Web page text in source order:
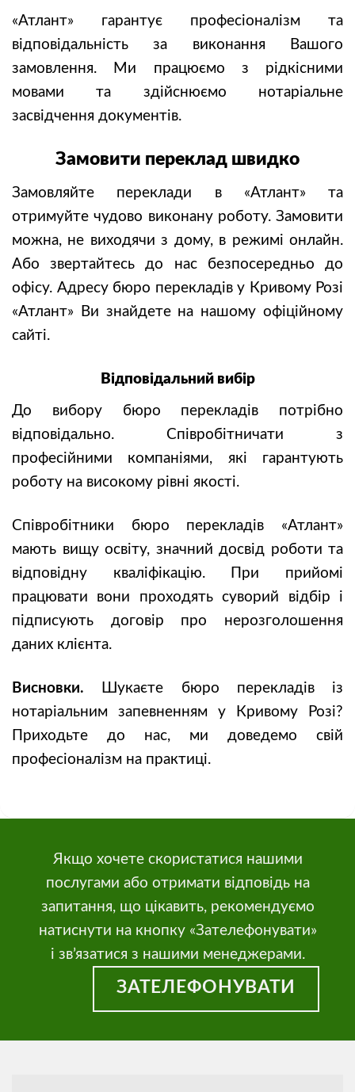
«Атлант» гарантує професіоналізм та
відповідальність за виконання Вашого
замовлення. Ми працюємо з рідкісними
мовами та здійснюємо нотаріальне
засвідчення документів.
Замовити переклад швидко
Замовляйте переклади в «Атлант» та
отримуйте чудово виконану роботу. Замовити
можна, не виходячи з дому, в режимі онлайн.
Або звертайтесь до нас безпосередньо до
офісу. Адресу бюро перекладів у Кривому Розі
«Атлант» Ви знайдете на нашому офіційному
сайті.
Відповідальний вибір
До вибору бюро перекладів потрібно
відповідально. Співробітничати з
професійними компаніями, які гарантують
роботу на високому рівні якості.
Співробітники бюро перекладів «Атлант»
мають вищу освіту, значний досвід роботи та
відповідну кваліфікацію. При прийомі
працювати вони проходять суворий відбір і
підписують договір про нерозголошення
даних клієнта.
Висновки.
Шукаєте бюро перекладів із
нотаріальним запевненням у Кривому Розі?
Приходьте до нас, ми доведемо свій
професіоналізм на практиці.
Якщо хочете скористатися нашими
послугами або отримати відповідь на
запитання, що цікавить, рекомендуємо
натиснути на кнопку «Зателефонувати»
і зв’язатися з нашими менеджерами.
ЗАТЕЛЕФОНУВАТИ